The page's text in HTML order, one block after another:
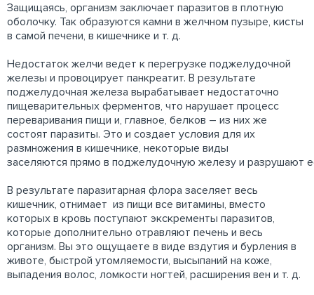
Защищаясь, организм заключает паразитов в плотную
оболочку. Так образуются камни в желчном пузыре, кисты
в самой печени, в кишечнике и т. д.
Недостаток желчи ведет к перегрузке поджелудочной
железы и провоцирует панкреатит. В результате
поджелудочная железа вырабатывает недостаточно
пищеварительных ферментов, что нарушает процесс
переваривания пищи и, главное, белков – из них же
состоят паразиты. Это и создает условия для их
размножения в кишечнике, некоторые виды
заселяются прямо в поджелудочную железу и разрушают
В результате паразитарная флора заселяет весь
кишечник, отнимает из пищи все витамины, вместо
которых в кровь поступают экскременты паразитов,
которые дополнительно отравляют печень и весь
организм. Вы это ощущаете в виде вздутия и бурления в
животе, быстрой утомляемости, высыпаний на коже,
выпадения волос, ломкости ногтей, расширения вен и т. д.